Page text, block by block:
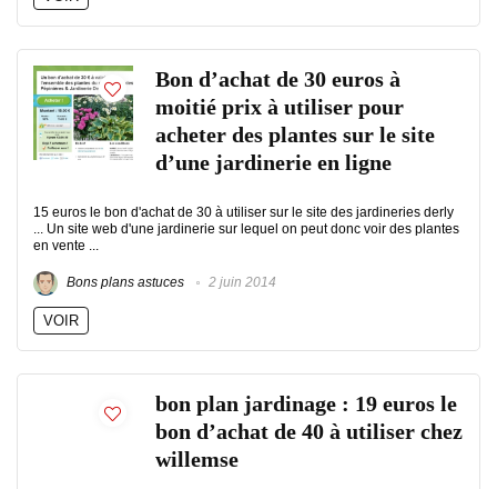
Bon d’achat de 30 euros à
moitié prix à utiliser pour
acheter des plantes sur le site
d’une jardinerie en ligne
15 euros le bon d'achat de 30 à utiliser sur le site des jardineries derly
... Un site web d'une jardinerie sur lequel on peut donc voir des plantes
en vente ...
Bons plans astuces 2 juin 2014
VOIR
bon plan jardinage : 19 euros le
bon d’achat de 40 à utiliser chez
willemse